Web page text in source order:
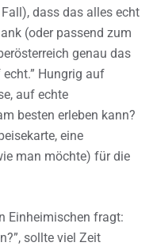
dass das alles echt
(oder passend zum
genau das
Hungrig auf
auf echte
besten erleben kann?
eine
man möchte) für die
Einheimischen fragt:
sollte viel Zeit